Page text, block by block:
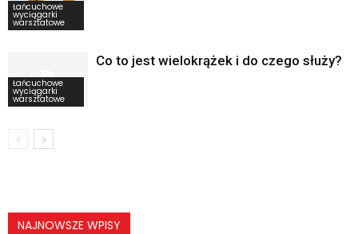
Łańcuchowe
wyciągarki
warsztatowe
Łańcuchowe
wyciągarki
warsztatowe
Co to jest wielokrążek i do czego służy?
NAJNOWSZE WPISY